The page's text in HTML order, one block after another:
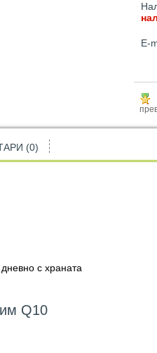
E-
(0)
с храната
Q10